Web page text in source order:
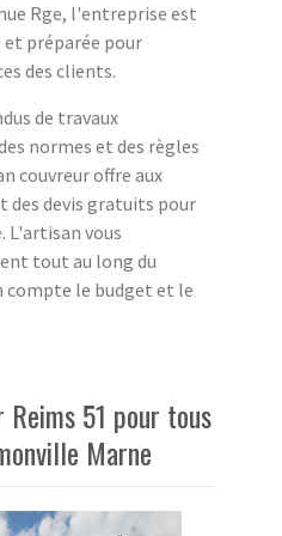
Rge, l'entreprise est
préparée pour
des clients.
de travaux
normes et des règles
couvreur offre aux
des devis gratuits pour
L'artisan vous
tout au long du
compte le budget et le
51 pour tous
Marne